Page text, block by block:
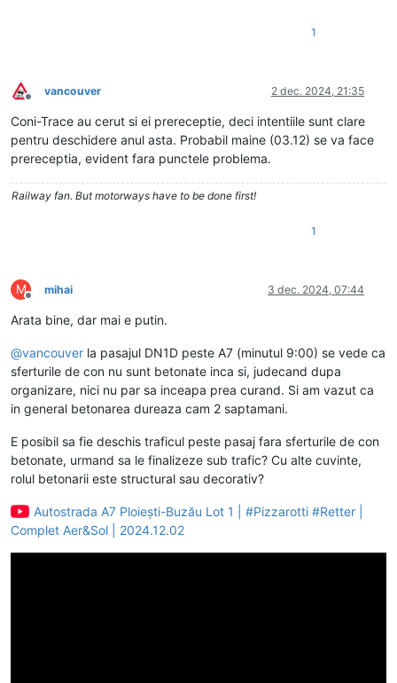
1
Deconectat
vancouver 2 dec. 2024, 21:35
Coni-Trace au cerut si ei prereceptie, deci intentiile sunt clare
pentru deschidere anul asta. Probabil maine (03.12) se va face
prereceptia, evident fara punctele problema.
Railway fan. But motorways have to be done first!
1
M
Deconectat
mihai 3 dec. 2024, 07:44
Arata bine, dar mai e putin.
@vancouver la pasajul DN1D peste A7 (minutul 9:00) se vede ca
sferturile de con nu sunt betonate inca si, judecand dupa
organizare, nici nu par sa inceapa prea curand. Si am vazut ca
in general betonarea dureaza cam 2 saptamani.
E posibil sa fie deschis traficul peste pasaj fara sferturile de con
betonate, urmand sa le finalizeze sub trafic? Cu alte cuvinte,
rolul betonarii este structural sau decorativ?
Autostrada A7 Ploiești-Buzău Lot 1 | #Pizzarotti #Retter |
Complet Aer&Sol | 2024.12.02